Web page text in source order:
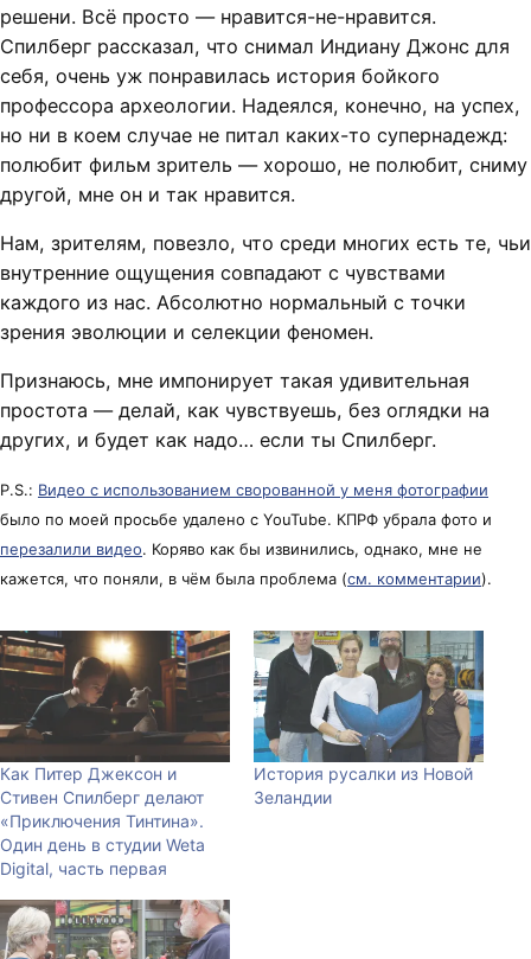
решени. Всё просто — нравится-не-нравится.
Спилберг рассказал, что снимал Индиану Джонс для
себя, очень уж понравилась история бойкого
профессора археологии. Надеялся, конечно, на успех,
но ни в коем случае не питал каких-то супернадежд:
полюбит фильм зритель — хорошо, не полюбит, сниму
другой, мне он и так нравится.
Нам, зрителям, повезло, что среди многих есть те, чьи
внутренние ощущения совпадают с чувствами
каждого из нас. Абсолютно нормальный с точки
зрения эволюции и селекции феномен.
Признаюсь, мне импонирует такая удивительная
простота — делай, как чувствуешь, без оглядки на
других, и будет как надо… если ты Спилберг.
P.S.: Видео с использованием сворованной у меня фотографии
было по моей просьбе удалено с YouTube. КПРФ убрала фото и
перезалили видео. Коряво как бы извинились, однако, мне не
кажется, что поняли, в чём была проблема (см. комментарии).
Как Питер Джексон и
Стивен Спилберг делают
«Приключения Тинтина».
Один день в студии Weta
Digital, часть первая
История русалки из Новой
Зеландии